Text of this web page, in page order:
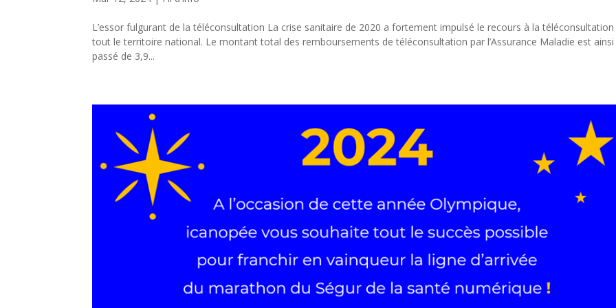
L’essor fulgurant de la téléconsultation La crise sanitaire de 2020 a fortement impulsé le recours à la
tout le territoire national. Le montant total des remboursements de téléconsultation par l’Assurance Maladie est ainsi
passé de 3,9...